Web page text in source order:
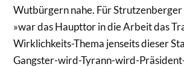
Wutbürgern nahe. Für
»war das Haupttor in die Arbeit das
Wirklichkeits-Thema jenseits dieser
Gangster-wird-Tyrann-wird-